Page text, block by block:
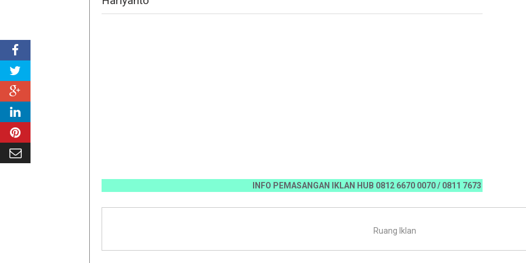
INFO PEMASANGAN IKLAN HUB 0812 6670 0070 / 0811 7673 35,
Ruang Iklan